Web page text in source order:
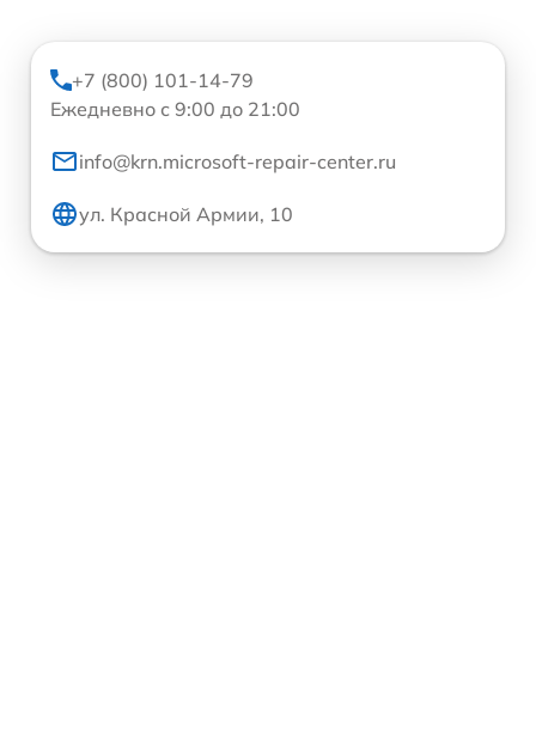
+7 (800) 101-14-79
Ежедневно с 9:00 до 21:00
info@krn.microsoft-repair-center.ru
ул. Красной Армии, 10